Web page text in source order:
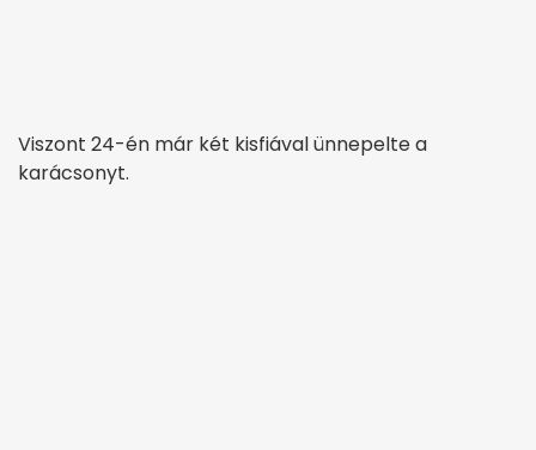
Viszont 24-én már két kisfiával ünnepelte a
karácsonyt.